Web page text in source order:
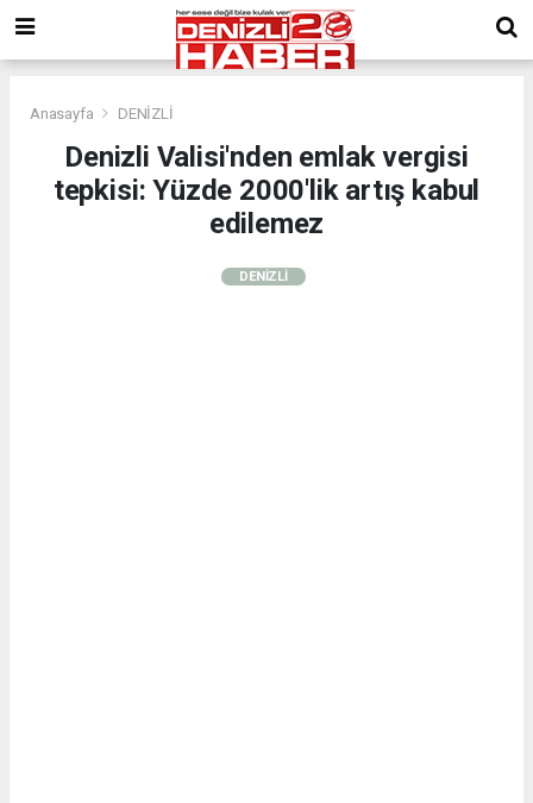
Anasayfa DENİZLİ
Denizli Valisi'nden emlak vergisi
tepkisi: Yüzde 2000'lik artış kabul
edilemez
DENİZLİ